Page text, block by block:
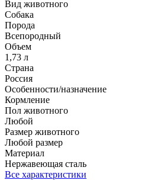
Вид животного
Собака
Порода
Всепородный
Объем
1,73 л
Страна
Россия
Особенности/назначение
Кормление
Пол животного
Любой
Размер животного
Любой размер
Материал
Нержавеющая сталь
Все характеристики